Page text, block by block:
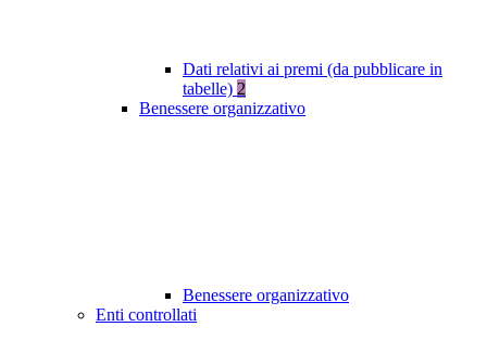
Dati relativi ai premi (da pubblicare in
tabelle) 2
Benessere organizzativo
Benessere organizzativo
Enti controllati